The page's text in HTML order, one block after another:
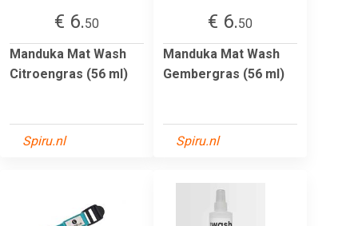
€ 6.50
Manduka Mat Wash
Citroengras (56 ml)
Spiru.nl
€ 6.50
Manduka Mat Wash
Gembergras (56 ml)
Spiru.nl